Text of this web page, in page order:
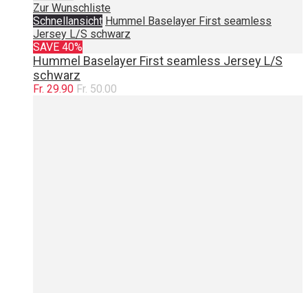
Zur Wunschliste
Schnellansicht Hummel Baselayer First seamless
Jersey L/S schwarz
SAVE 40%
Hummel Baselayer First seamless Jersey L/S
schwarz
Fr. 29.90 Fr. 50.00